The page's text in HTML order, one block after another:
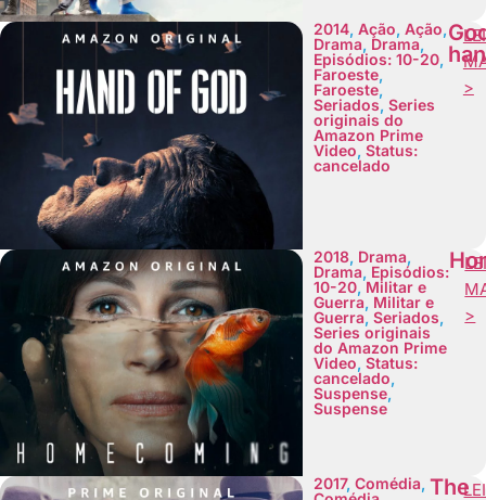
2014, Ação, Ação,
Drama, Drama,
Episódios: 10-20,
Faroeste,
Faroeste,
Seriados, Series
originais do
Amazon Prime
Video, Status:
cancelado
>
2018, Drama,
Drama, Episódios:
10-20,Militar e
Guerra, Militar e
Guerra, Seriados,
Series originais
do Amazon Prime
Video, Status:
cancelado,
Suspense,
Suspense
>
2017, Comédia, The